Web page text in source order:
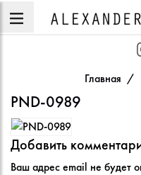
Главная
PND-0989
Добавить
Ваш адрес email не будет